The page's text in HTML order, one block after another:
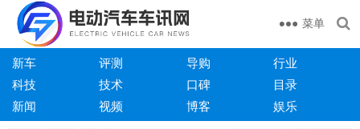
菜单
新车 评测 导购
行业
科技
技术 口碑
目录
新闻
视频 博客 娱乐